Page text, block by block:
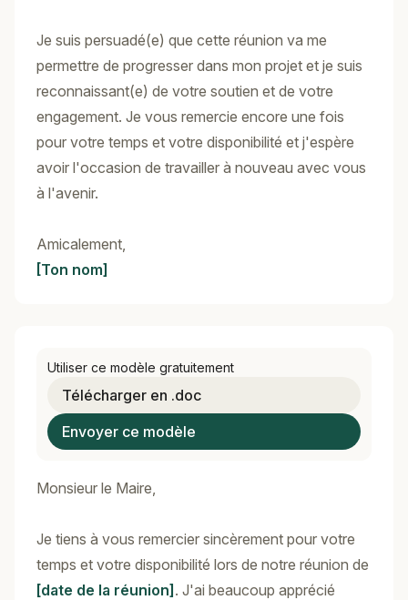
Je suis persuadé(e) que cette réunion va me
permettre de progresser dans mon projet et je suis
reconnaissant(e) de votre soutien et de votre
engagement. Je vous remercie encore une fois
pour votre temps et votre disponibilité et j'espère
avoir l'occasion de travailler à nouveau avec vous
à l'avenir.
Amicalement,
[Ton nom]
Utiliser ce modèle gratuitement
Télécharger en .doc
Envoyer ce modèle
Monsieur le Maire,
Je tiens à vous remercier sincèrement pour votre
temps et votre disponibilité lors de notre réunion de
[date de la réunion] . J'ai beaucoup apprécié